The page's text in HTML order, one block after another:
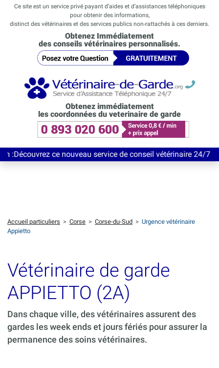
Ce site est un service privé payant d’aides et d’assistances téléphoniques
pour obtenir des informations,
distinct des vétérinaires et des services publics non-rattachés à ces derniers.
Obtenez Immédiatement
des conseils vétérinaires personnalisés.
Obtenez immédiatement
les coordonnées du veterinaire de garde
ce nouveau service de conseil vétérinaire 24/7
Accueil particuliers > Corse > Corse-du-Sud > Urgence vétérinaire
Appietto
Vétérinaire de garde
APPIETTO (2A)
Dans chaque ville, des vétérinaires assurent des
gardes les week ends et jours fériés pour assurer la
permanence des soins vétérinaires.